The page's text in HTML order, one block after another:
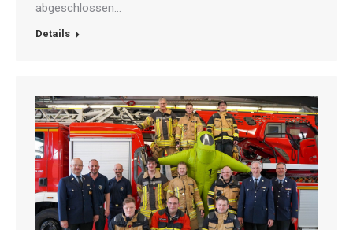
abgeschlossen…
Details